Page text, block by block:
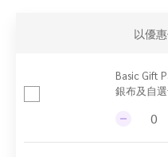
以優
Basic Gift
銀布及自